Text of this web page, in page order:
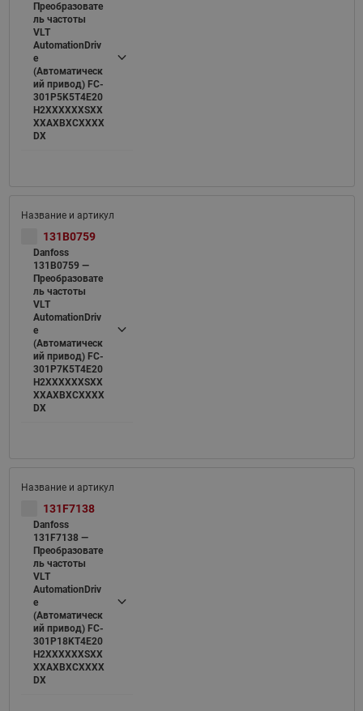
Преобразовате
ль частоты
VLT
AutomationDriv
e
(Автоматическ
ий привод) FC-
301P5K5T4E20
H2XXXXXXSXX
XXAXBXCXXXX
DX
131B0759
Danfoss
131B0759 —
Преобразовате
ль частоты
VLT
AutomationDriv
e
(Автоматическ
ий привод) FC-
301P7K5T4E20
H2XXXXXXSXX
XXAXBXCXXXX
DX
131F7138
Danfoss
131F7138 —
Преобразовате
ль частоты
VLT
AutomationDriv
e
(Автоматическ
ий привод) FC-
301P18KT4E20
H2XXXXXXSXX
XXAXBXCXXXX
DX